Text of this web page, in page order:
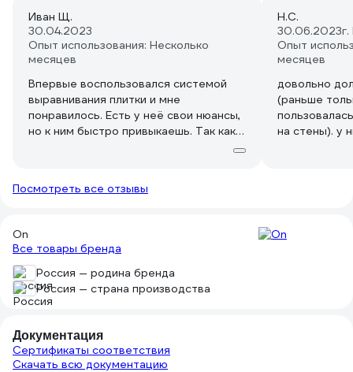
Иван Щ.
30.04.2023
Опыт использования: Несколько
месяцев
Впервые воспользовался системой
выравнивания плитки и мне
понравилось. Есть у неё свои нюансы,
но к ним быстро привыкаешь. Так как
среди плиток встречаются отличия в
Н.С.
30.06.2023
Опыт
месяцев
довольно
(раньше
на стены). у
нет.
Посмотреть все отзывы
On
Все товары бренда
Россия — родина бренда
Россия — страна производства
Документация
Сертификаты соответствия
Скачать всю документацию